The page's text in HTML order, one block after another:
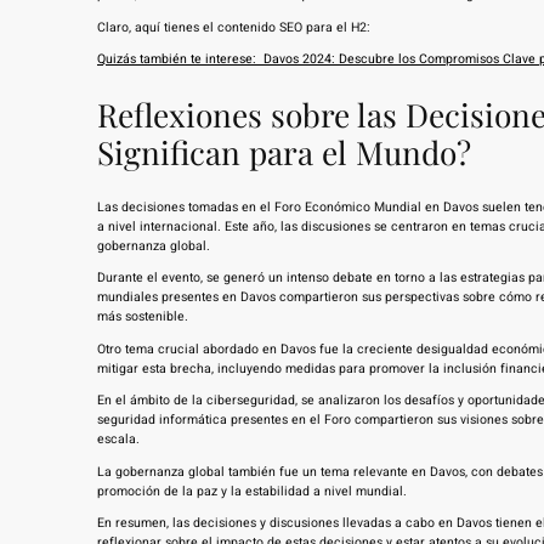
Claro, aquí tienes el contenido SEO para el H2:
Quizás también te interese: Davos 2024: Descubre los Compromisos
Reflexiones sobre las
Significan para el Mundo?
Las decisiones tomadas en el Foro Económico Mundial en Davos suelen
a nivel internacional. Este año, las discusiones se centraron en temas
gobernanza global.
Durante el evento, se generó un intenso debate en torno a las estrategias
mundiales presentes en Davos compartieron sus perspectivas sobre
más sostenible.
Otro tema crucial abordado en Davos fue la creciente desigualdad
mitigar esta brecha, incluyendo medidas para promover la inclusión
En el ámbito de la ciberseguridad, se analizaron los desafíos y
seguridad informática presentes en el Foro compartieron sus visiones
escala.
La gobernanza global también fue un tema relevante en Davos, con
promoción de la paz y la estabilidad a nivel mundial.
En resumen, las decisiones y discusiones llevadas a cabo en Davos